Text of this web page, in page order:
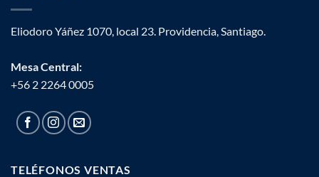
Eliodoro Yáñez 1070, local 23. Providencia, Santiago.
Mesa Central:
+56 2 2264 0005
TELÉFONOS VENTAS